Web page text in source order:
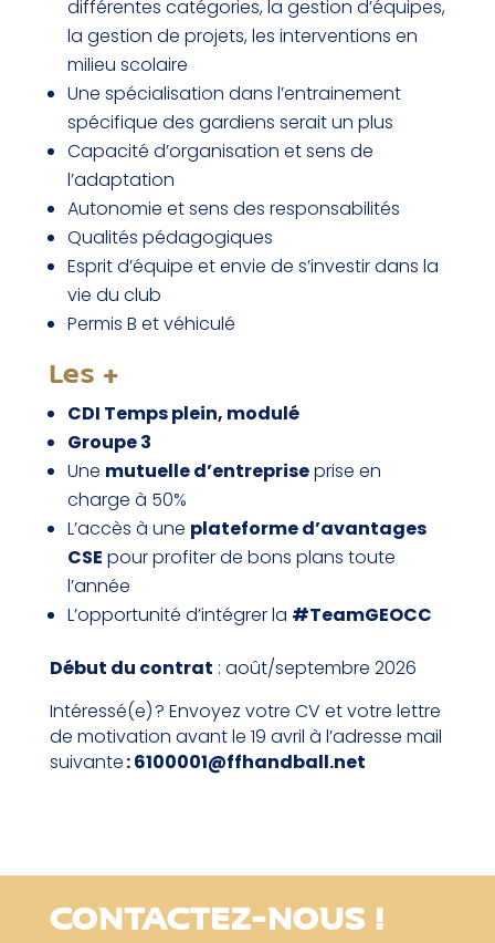
différentes catégories, la gestion d’équipes,
la gestion de projets, les interventions en
milieu scolaire
Une spécialisation dans l’entrainement
spécifique des gardiens serait un plus
Capacité d’organisation et sens de
l’adaptation
Autonomie et sens des responsabilités
Qualités pédagogiques
Esprit d’équipe et envie de s’investir dans la
vie du club
Permis B et véhiculé
Les +
CDI Temps plein, modulé
Groupe 3
Une mutuelle d’entrepriseprise en
charge à 50%
L’accès à une plateforme d’avantages
CSE pour profiter de bons plans toute
l’année
L’opportunité d’intégrer la #TeamGEOCC
Début du contrat : août/septembre 2026
Intéressé(e) ? Envoyez votre CV et votre lettre
de motivation avant le 19 avril à l’adresse mail
suivante: 6100001@ffhandball.net
CONTACTEZ-NOUS !